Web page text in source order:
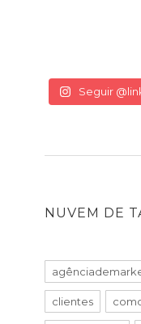
Seguir
NUVEM DE
clientes